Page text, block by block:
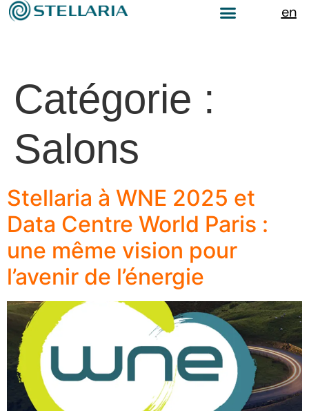
en
Catégorie :
Salons
Stellaria à WNE 2025 et
Data Centre World Paris :
une même vision pour
l’avenir de l’énergie